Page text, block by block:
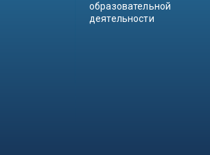
образовательной
деятельности